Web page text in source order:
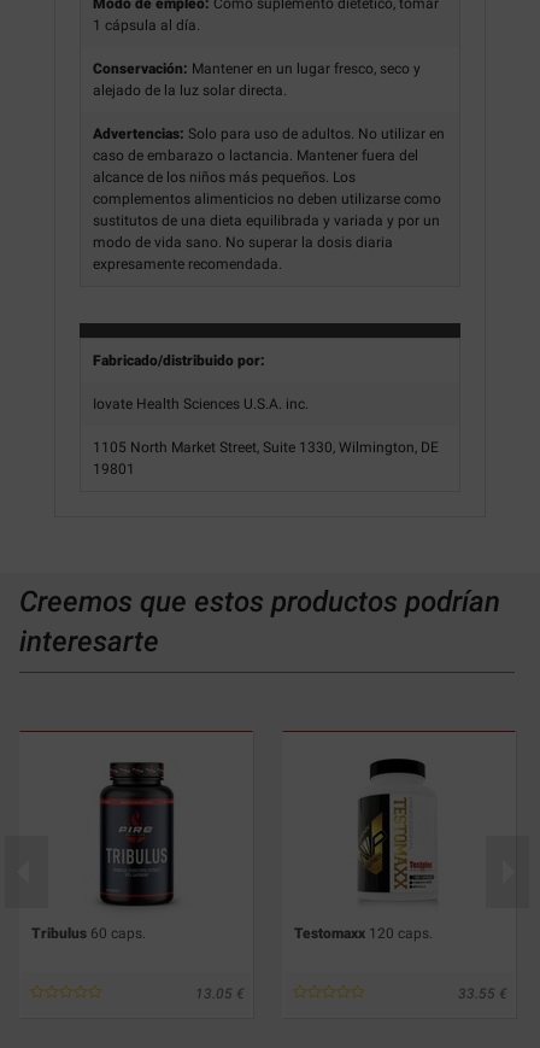
1 cápsula al día.
Conservación: Mantener en un lugar fresco, seco y
alejado de la luz solar directa.
Advertencias: Solo para uso de adultos. No utilizar en
caso de embarazo o lactancia. Mantener fuera del
alcance de los niños más pequeños. Los
complementos alimenticios no deben utilizarse como
sustitutos de una dieta equilibrada y variada y por un
modo de vida sano. No superar la dosis diaria
expresamente recomendada.
Fabricado/distribuido por:
Iovate Health Sciences U.S.A. inc.
1105 North Market Street, Suite 1330, Wilmington, DE
19801
Creemos que estos productos podrían
interesarte
Tribulus 60 caps.
13.05
Testomaxx 120 caps.
33.55